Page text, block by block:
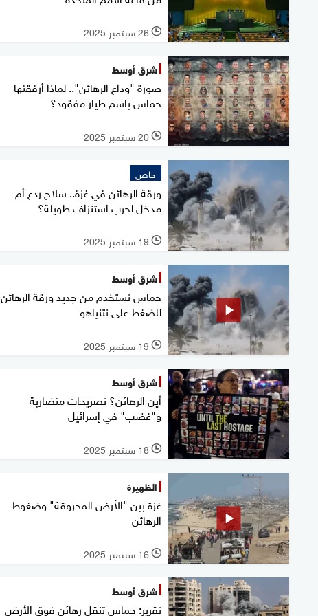
l 26 سبتمبر 2025
شرق أوسط
صورة "وداع الرهائن".. لماذا أرفقتها
حماس باسم طيار مفقود؟
l 20 سبتمبر 2025
خاص
ورقة الرهائن في غزة.. سلاح ردع أم
مدخل لحرب استنزاف طويلة؟
l 19 سبتمبر 2025
شرق أوسط
حماس تستخدم من جديد ورقة الرهائن
للضغط على نتنياهو
l 19 سبتمبر 2025
شرق أوسط
أين الرهائن؟ تصريحات متضاربة
و"غضب" في إسرائيل
l 18 سبتمبر 2025
الظهيرة
غزة بين "الأرض المحروقة" وضغوط
الرهائن
l 16 سبتمبر 2025
شرق أوسط
تقرير: حماس تنقل رهائن فوق الأرض